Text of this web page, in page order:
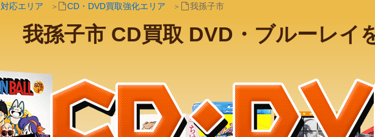
対応エリア CD・DVD買取強化エリア 我孫子市
我孫子市 CD買取 DVD・ブルーレイ